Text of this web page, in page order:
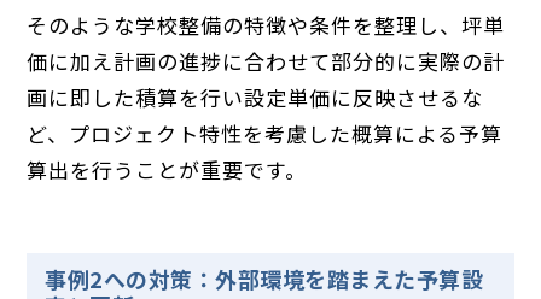
そのような学校整備の特徴や条件を整理し、坪単
価に加え計画の進捗に合わせて部分的に実際の計
画に即した積算を行い設定単価に反映させるな
ど、プロジェクト特性を考慮した概算による予算
算出を行うことが重要です。
事例2への対策：外部環境を踏まえた予算設